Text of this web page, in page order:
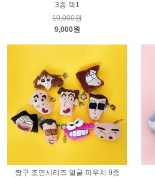
3종 택1
10,000원
9,000원
짱구 조연시리즈 얼굴 파우치 9종